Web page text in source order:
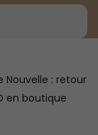
Nouvelle : retour
en boutique